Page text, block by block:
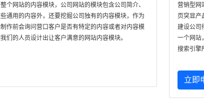
个网站的内容模块，公司网站的模块包含公司简介、
通用的内容外，还要挖掘公司独有的内容模块，作为
作前会询问营口客户是否有特定的内容或者对内容模
们的人员设计出让客户满意的网站内容模块。
营销型网
页突显产
建设公司
一个网站
搜索引擎
立即